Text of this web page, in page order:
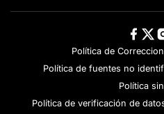
Política de
Política de fuentes no
Política
Política de verificación de